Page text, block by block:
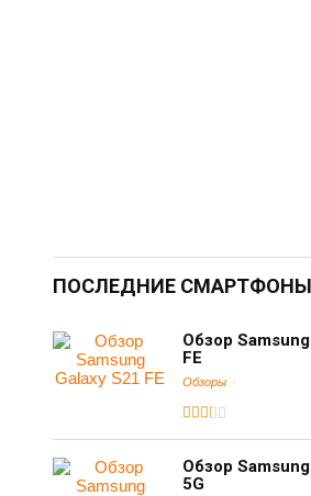
ПОСЛЕДНИЕ
Обзор
FE
Обзоры
Обзор
5G